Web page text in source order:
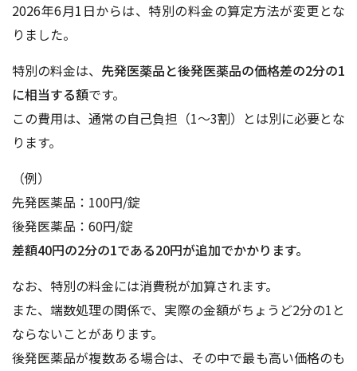
2026年6月1日からは、特別の料金の算定方法が変更とな
りました。
特別の料金は、 先発医薬品と後発医薬品の価格差の2分の1
に相当する額です。
この費用は、通常の自己負担（1～3割）とは別に必要とな
ります。
（例）
先発医薬品：100円/錠
後発医薬品：60円/錠
差額40円の2分の1である20円が追加でかかります。
なお、特別の料金には消費税が加算されます。
また、端数処理の関係で、実際の金額がちょうど2分の1と
ならないことがあります。
後発医薬品が複数ある場合は、その中で最も高い価格のも